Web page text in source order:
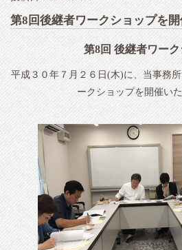
第8回後継者ワークショップを開
第8回 後継者ワー
平成３０年７月２６日(木)に、当事務
ークショップを開催いた